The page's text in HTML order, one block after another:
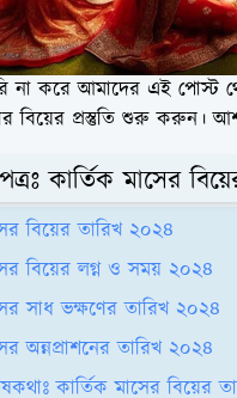
না করে আমাদের এই পোস্ট
বিয়ের প্রস্তুতি শুরু করুন।
কার্তিক মাসের
বিয়ের তারিখ ২০২৪
বিয়ের লগ্ন ও সময় ২০২৪
সাধ ভক্ষণের তারিখ ২০২৪
অন্নপ্রাশনের তারিখ ২০২৪
কার্তিক মাসের বিয়ের